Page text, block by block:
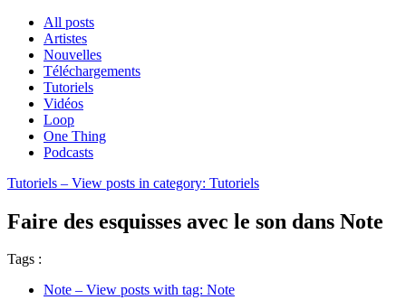
All posts
Artistes
Nouvelles
Téléchargements
Tutoriels
Vidéos
Loop
One Thing
Podcasts
Tutoriels – View posts in category: Tutoriels
Faire des esquisses avec le son dans Note
Tags :
Note – View posts with tag: Note